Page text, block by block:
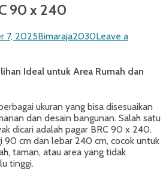
90 x 240
7, 2025Author
Bimaraja2030Leave a
Ideal untuk Area Rumah dan
ukuran yang bisa disesuaikan
dan desain bangunan. Salah satu
dicari adalah pagar BRC 90 x 240.
90 cm dan lebar 240 cm, cocok untuk
taman, atau area yang tidak
tinggi.